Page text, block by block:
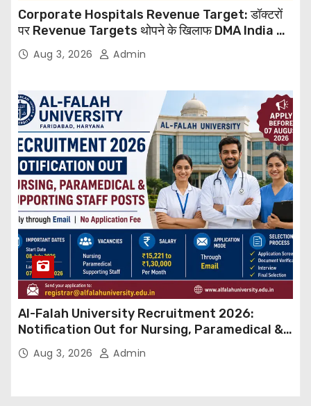
Corporate Hospitals Revenue Target: डॉक्टरों
पर Revenue Targets थोपने के खिलाफ DMA India का
बड़ा कदम, NHRC से Suo Motu जांच की मांग
Aug 3, 2026 Admin
Al-Falah University Recruitment 2026:
Notification Out for Nursing, Paramedical &
Supporting Staff Posts, Apply Through Email
Aug 3, 2026 Admin